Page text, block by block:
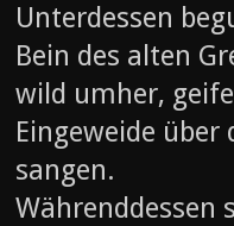
Unterdessen
Bein des alten
wild umher,
Eingeweide
sangen.
Währenddessen